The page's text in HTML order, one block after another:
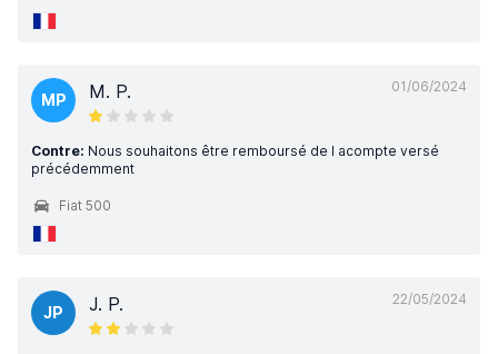
01/06/2024
MP M. P.
Contre: Nous souhaitons être remboursé de l acompte versé
précédemment
Fiat 500
22/05/2024
JP J. P.